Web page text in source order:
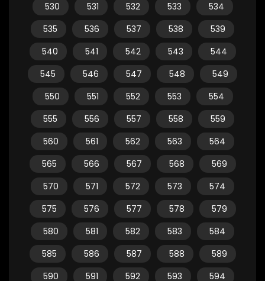
530
531 532 533
534
535
536 537 538
539
540
541 542 543
544
545
546 547 548
549
550
551 552 553
554
555
556 557 558
559
560
561 562 563
564
565
566 567 568
569
570
571 572 573
574
575
576 577 578
579
580
581 582 583
584
585
586 587 588
589
590
591 592 593
594